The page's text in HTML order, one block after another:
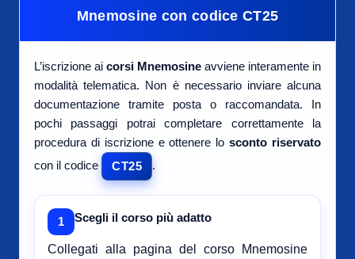
Mnemosine con codice CT25
L’iscrizione ai corsi Mnemosine avviene interamente in
modalità telematica. Non è necessario inviare alcuna
documentazione tramite posta o raccomandata. In
pochi passaggi potrai completare correttamente la
procedura di iscrizione e ottenere losconto riservato
con il codice
CT25 .
1 Scegli il corso più adatto
Collegati alla pagina del corso Mnemosine